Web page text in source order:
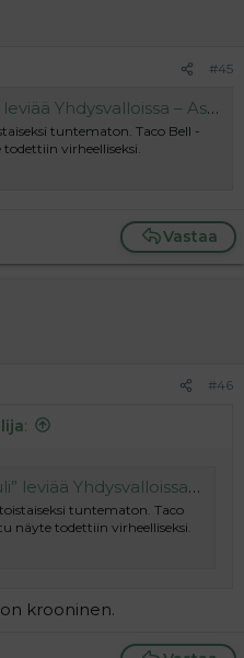
#45
– Asiantuntijat ihmeissään
tuntematon. Taco Bell -
virheelliseksi.
Vastaa
#46
:
– Asiantuntijat ihmeissään
tuntematon. Taco
näyte todettiin virheelliseksi.
krooninen.